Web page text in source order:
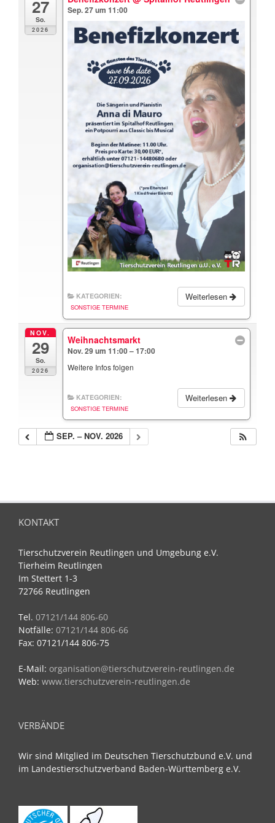
27
So.
2026
Sep. 27 um 11:00
Weiterlesen
KATEGORIEN:
SONSTIGE TERMINE
NOV.
29
So.
2026
Weihnachtsmarkt
Nov. 29 um 11:00 – 17:00
Weitere Infos folgen
Weiterlesen
KATEGORIEN:
SONSTIGE TERMINE
SEP. – NOV. 2026
KONTAKT
Tierschutzverein Reutlingen und Umgebung e.V.
Tierheim Reutlingen
Im Stettert 1-3
72766 Reutlingen
Tel. 07121/144 806-60
Notfälle: 07121/144 806-66
Fax: 07121/144 806-75
E-Mail: organisation@tierschutzverein-reutlingen.de
Web: www.tierschutzverein-reutlingen.de
VERBÄNDE
Wir sind Mitglied im Deutschen Tierschutzbund e.V. und
im Landestierschutzverband Baden-Württemberg e.V.